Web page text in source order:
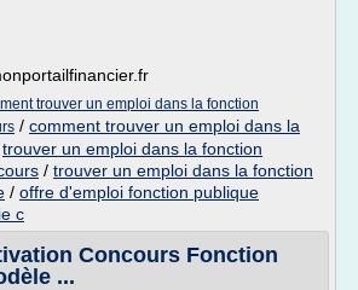
trouver un emploi dans la fonction
/ comment trouver un emploi dans la
trouver un emploi dans la fonction
/ trouver un emploi dans la fonction
/ offre d'emploi fonction publique
c
Concours Fonction
...